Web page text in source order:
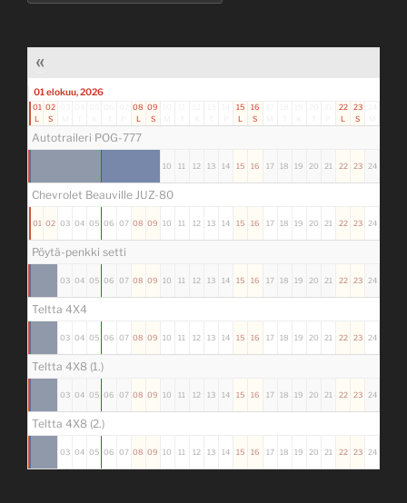
«
01 elokuu, 2026
01
L
02
S
08
L
09
S
15
L
16
S
22
L
23
S
Autotraileri POG-777
10 11 12 13 14 15 16 17 18 19 20 21 22 23 24
Chevrolet Beauville JUZ-80
01 02 03 04 05 06 07 08 09 10 11 12 13 14 15 16 17 18 19 20 21 22 23 24
Pöytä-penkki setti
03 04 05 06 07 08 09 10 11 12 13 14 15 16 17 18 19 20 21 22 23 24
Teltta 4X4
03 04 05 06 07 08 09 10 11 12 13 14 15 16 17 18 19 20 21 22 23 24
Teltta 4X8 (1.)
03 04 05 06 07 08 09 10 11 12 13 14 15 16 17 18 19 20 21 22 23 24
Teltta 4X8 (2.)
03 04 05 06 07 08 09 10 11 12 13 14 15 16 17 18 19 20 21 22 23 24